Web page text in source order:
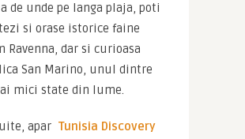
de unde pe langa plaja, poti
si orase istorice faine
Ravenna, dar si curioasa
San Marino, unul dintre
mici state din lume.
apar
Tunisia Discovery